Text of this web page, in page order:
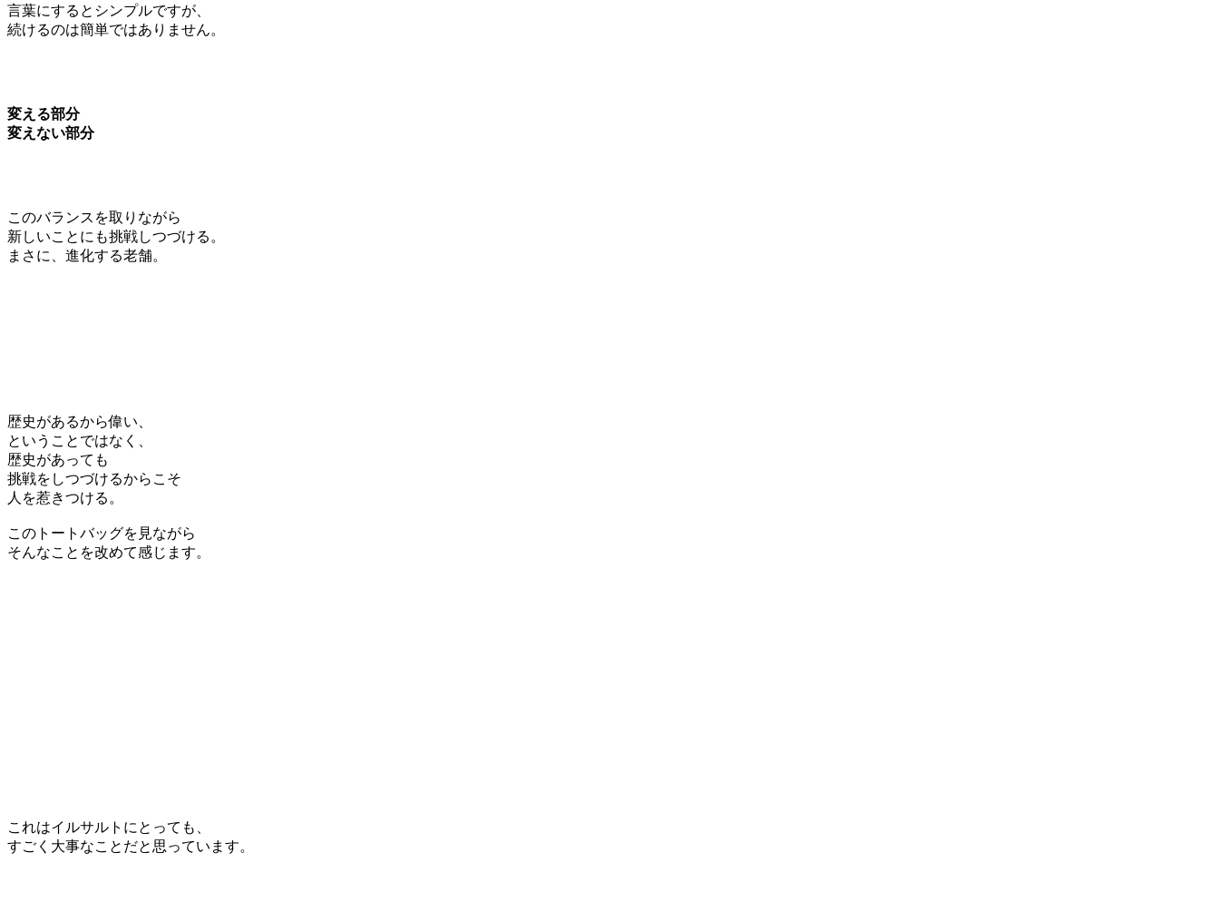
言葉にするとシンプルですが、
続けるのは簡単ではありません。
変える部分
変えない部分
このバランスを取りながら
新しいことにも挑戦しつづける。
まさに、進化する老舗。
歴史があるから偉い、
ということではなく、
歴史があっても
挑戦をしつづけるからこそ
人を惹きつける。
このトートバッグを見ながら
そんなことを改めて感じます。
これはイルサルトにとっても、
すごく大事なことだと思っています。